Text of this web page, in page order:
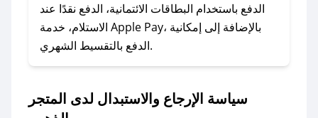
وسنقوم بحل المشكلة في أسرع وقت ممكن.
### ماذا أفعل إذا لم أجد كود خصم لمتجري
المفضل؟
مراسلتنا مباشرة وسنعمل على توفير الكوبونات في
الدفع باستخدام البطاقات الائتمانية، الدفع نقدًا عند
الاستلام، خدمة Apple Pay، بالإضافة إلى إمكانية
الدفع بالتقسيط الشهري.
سياسة الإرجاع والاستبدال لدى المتجر